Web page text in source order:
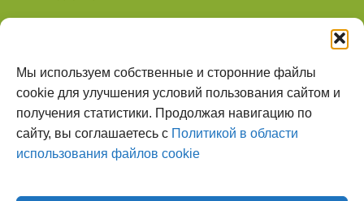
Мы используем собственные и сторонние файлы
cookie для улучшения условий пользования сайтом и
получения статистики. Продолжая навигацию по
сайту, вы соглашаетесь с Политикой в области
использования файлов cookie
мы в Контакте
О НАС